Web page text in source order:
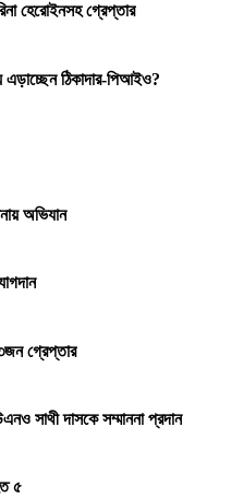
হেরোইনসহ গ্রেপ্তার
এড়াচ্ছেন ঠিকাদার-পিআইও?
অভিযান
গ্রেপ্তার
সাথী দাসকে সম্মাননা প্রদান
৫